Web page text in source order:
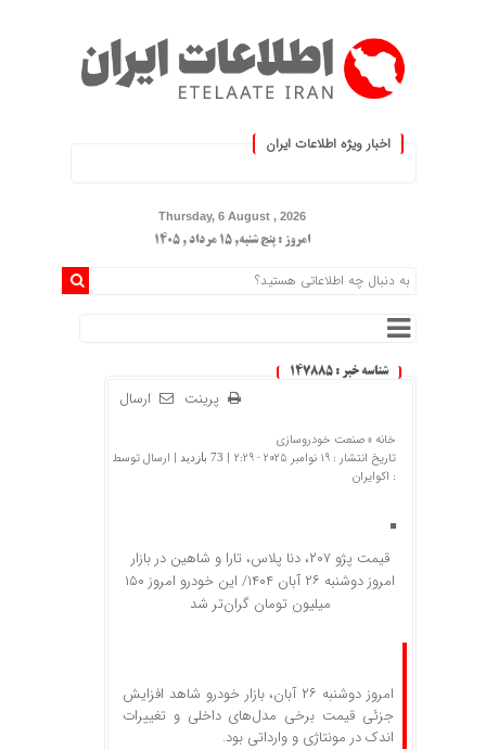
اخبار ویژه اطلاعات ایران
Thursday, 6 August , 2026
امروز : پنج شنبه, ۱۵ مرداد , ۱۴۰۵
شناسه خبر : 147885
ارسال پرینت
خانه »صنعت خودروسازی
تاریخ انتشار : 19 نوامبر 2025 - 2:29 |
73 بازدید
| ارسال توسط
: اکوایران
قیمت پژو ۲۰۷، دنا پلاس، تارا و شاهین در بازار
امروز دوشنبه ۲۶ آبان ۱۴۰۴/ این خودرو امروز ۱۵۰
میلیون تومان گران‌تر شد
امروز دوشنبه ۲۶ آبان، بازار خودرو شاهد افزایش
جزئی قیمت برخی مدل‌های داخلی و تغییرات
اندک در مونتاژی و وارداتی بود.